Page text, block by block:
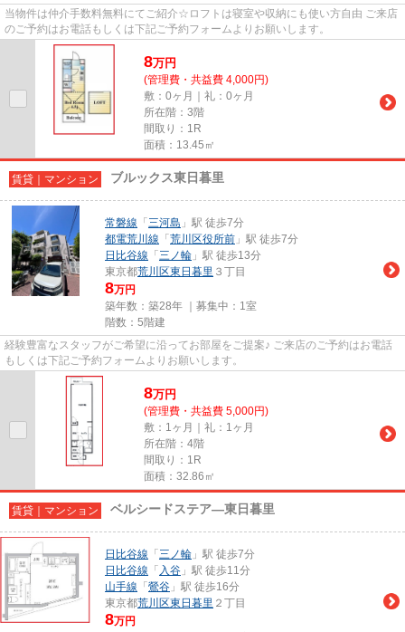
当物件は仲介手数料無料にてご紹介☆ロフトは寝室や収納にも使い方自由 ご来店
のご予約はお電話もしくは下記ご予約フォームよりお願いします。
8万円
(管理費・共益費 4,000円)
敷：0ヶ月｜礼：0ヶ月
所在階：3階
間取り：1R
面積：13.45㎡
賃貸｜マンション ブルックス東日暮里
常磐線 「 三河島 」駅 徒歩7分
都電荒川線 「 荒川区役所前 」駅 徒歩7分
日比谷線 「 三ノ輪 」駅 徒歩13分
東京都荒川区東日暮里 ３丁目
8万円
築年数：築28年 ｜募集中： 1室
階数：5階建
経験豊富なスタッフがご希望に沿ってお部屋をご提案♪ ご来店のご予約はお電話
もしくは下記ご予約フォームよりお願いします。
8万円
(管理費・共益費 5,000円)
敷：1ヶ月｜礼：1ヶ月
所在階：4階
間取り：1R
面積：32.86㎡
賃貸｜マンション ベルシードステア―東日暮里
日比谷線 「 三ノ輪 」駅 徒歩7分
日比谷線 「 入谷 」駅 徒歩11分
山手線 「 鶯谷 」駅 徒歩16分
東京都荒川区東日暮里 ２丁目
8万円